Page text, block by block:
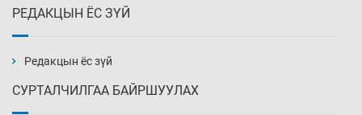
5 цаг 39 мин
РЕДАКЦЫН ЁС ЗҮЙ
Редакцын ёс зүй
СУРТАЛЧИЛГАА БАЙРШУУЛАХ